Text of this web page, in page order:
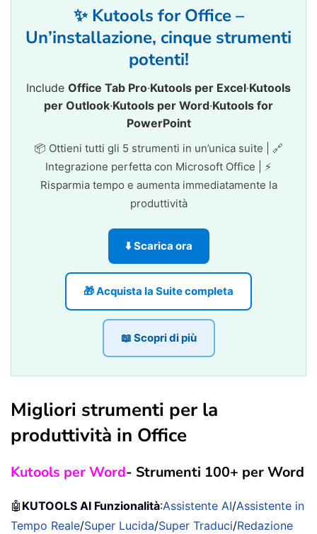
✨ Kutools for Office –
Un’installazione, cinque strumenti
potenti!
Include Office Tab Pro·Kutools per Excel·Kutools
per Outlook·Kutools per Word·Kutools for
PowerPoint
📦 Ottieni tutti gli 5 strumenti in un’unica suite | 🔗
Integrazione perfetta con Microsoft Office | ⚡
Risparmia tempo e aumenta immediatamente la
produttività
⬇️ Scarica ora
🎁 Acquista la Suite completa
📖 Scopri di più
Migliori strumenti per la
produttività in Office
Kutools per Word- Strumenti 100+ per Word
🤖 KUTOOLS AI Funzionalità:Assistente AI/Assistente in
Tempo Reale/Super Lucida/Super Traduci/Redazione